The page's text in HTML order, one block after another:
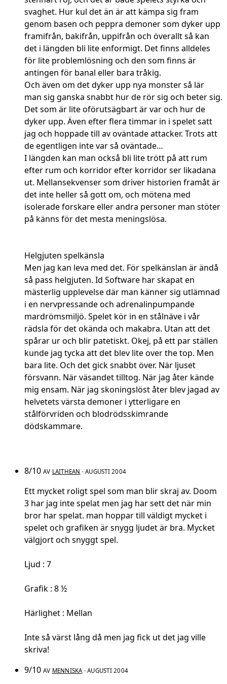
svaghet. Hur kul det än är att kämpa sig fram
genom basen och peppra demoner som dyker upp
framifrån, bakifrån, uppifrån och överallt så kan
det i längden bli lite enformigt. Det finns alldeles
för lite problemlösning och den som finns är
antingen för banal eller bara tråkig.
Och även om det dyker upp nya monster så lär
man sig ganska snabbt hur de rör sig och beter sig.
Det som är lite oförutsägbart är var och hur de
dyker upp. Även efter flera timmar in i spelet satt
jag och hoppade till av oväntade attacker. Trots att
de egentligen inte var så oväntade…
I längden kan man också bli lite trött på att rum
efter rum och korridor efter korridor ser likadana
ut. Mellansekvenser som driver historien framåt är
det inte heller så gott om, och mötena med
isolerade forskare eller andra personer man stöter
på känns för det mesta meningslösa.
Helgjuten spelkänsla
Men jag kan leva med det. För spelkänslan är ändå
så pass helgjuten. Id Software har skapat en
mästerlig upplevelse där man känner sig utlämnad
i en nervpressande och adrenalinpumpande
mardrömsmiljö. Spelet kör in en stålnäve i vår
rädsla för det okända och makabra. Utan att det
spårar ur och blir patetiskt. Okej, på ett par ställen
kunde jag tycka att det blev lite over the top. Men
bara lite. Och det gick snabbt över. När ljuset
försvann. När väsandet tilltog. När jag åter kände
mig ensam. När jag skoningslöst åter blev jagad av
helvetets värsta demoner i ytterligare en
stålförvriden och blodrödsskimrande
dödskammare.
8/10 AV LAITHEAN · AUGUSTI 2004
Ett mycket roligt spel som man blir skraj av. Doom
3 har jag inte spelat men jag har sett det när min
bror har spelat. man hoppar till väldigt mycket i
spelet och grafiken är snygg ljudet är bra. Mycket
välgjort och snyggt spel.
Ljud : 7
Grafik : 8 ½
Härlighet : Mellan
Inte så värst lång då men jag fick ut det jag ville
skriva!
9/10 AV MENNISKA· AUGUSTI 2004